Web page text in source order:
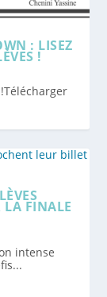
: LISEZ
!
LA FINALE
intense